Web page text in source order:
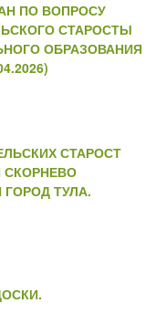
ПО ВОПРОСУ
СТАРОСТЫ
ОБРАЗОВАНИЯ
СТАРОСТ
СКОРНЕВО
ТУЛА.